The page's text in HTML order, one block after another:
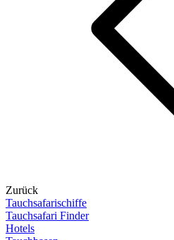
Zurück
Tauchsafarischiffe
Tauchsafari Finder
Hotels